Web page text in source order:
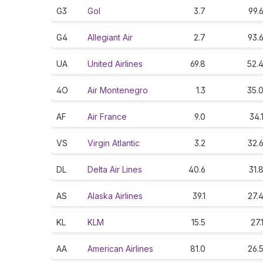
G3 Gol 3.7 99.6
G4 Allegiant Air 2.7 93.6
UA United Airlines 69.8 52.4
4O Air Montenegro 1.3 35.0
AF Air France 9.0 34.1
VS Virgin Atlantic 3.2 32.6
DL Delta Air Lines 40.6 31.8
AS Alaska Airlines 39.1 27.4
KL KLM 15.5 27.1
AA American Airlines 81.0 26.5